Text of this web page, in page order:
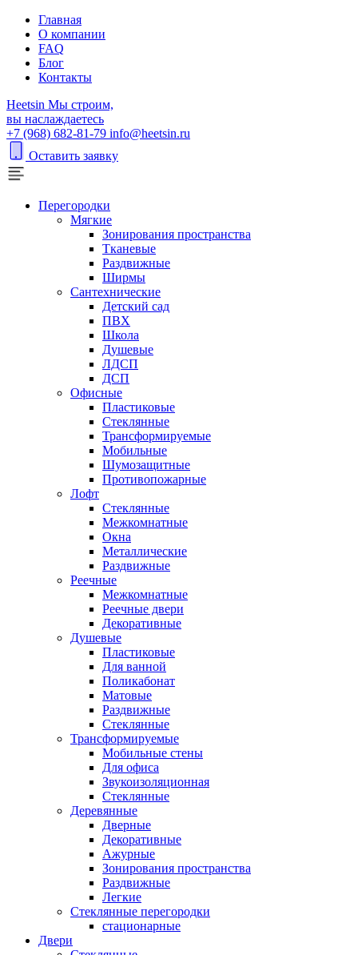
Главная
О компании
FAQ
Блог
Контакты
Heetsin Мы строим,
вы наслаждаетесь
+7 (968) 682-81-79 info@heetsin.ru
Оставить заявку
Перегородки
Мягкие
Зонирования пространства
Тканевые
Раздвижные
Ширмы
Сантехнические
Детский сад
ПВХ
Школа
Душевые
ЛДСП
ДСП
Офисные
Пластиковые
Стеклянные
Трансформируемые
Мобильные
Шумозащитные
Противопожарные
Лофт
Стеклянные
Межкомнатные
Окна
Металлические
Раздвижные
Реечные
Межкомнатные
Реечные двери
Декоративные
Душевые
Пластиковые
Для ванной
Поликабонат
Матовые
Раздвижные
Стеклянные
Трансформируемые
Мобильные стены
Для офиса
Звукоизоляционная
Стеклянные
Деревянные
Дверные
Декоративные
Ажурные
Зонирования пространства
Раздвижные
Легкие
Стеклянные перегородки
стационарные
Двери